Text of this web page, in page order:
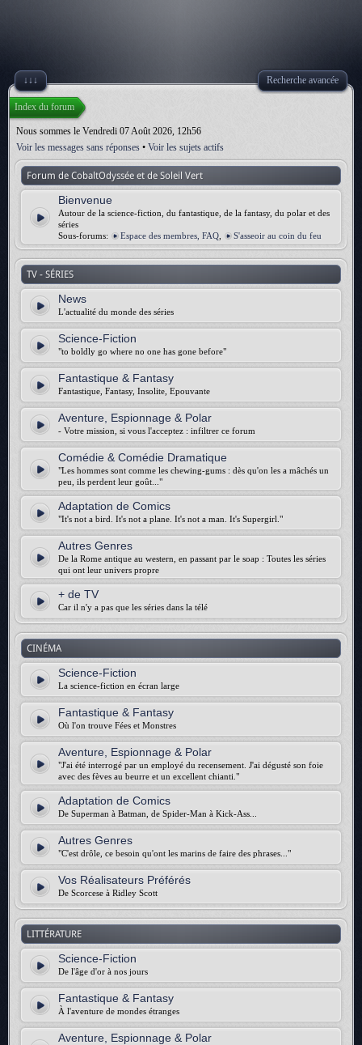
↓↓↓ Recherche avancée
Index du forum
Nous sommes le Vendredi 07 Août 2026, 12h56
Voir les messages sans réponses • Voir les sujets actifs
Forum de CobaltOdyssée et de Soleil Vert
Bienvenue
Autour de la science-fiction, du fantastique, de la fantasy, du polar et des
séries
Sous-forums:
Espace des membres, FAQ S'asseoir au coin du feu
TV - SÉRIES
News
L'actualité du monde des séries
Science-Fiction
"to boldly go where no one has gone before"
Fantastique & Fantasy
Fantastique, Fantasy, Insolite, Epouvante
Aventure, Espionnage & Polar
- Votre mission, si vous l'acceptez : infiltrer ce forum
Comédie & Comédie Dramatique
"Les hommes sont comme les chewing-gums : dès qu'on les a mâchés un
peu, ils perdent leur goût..."
Adaptation de Comics
"It's not a bird. It's not a plane. It's not a man. It's Supergirl."
Autres Genres
De la Rome antique au western, en passant par le soap : Toutes les séries
qui ont leur univers propre
+ de TV
Car il n'y a pas que les séries dans la télé
CINÉMA
Science-Fiction
La science-fiction en écran large
Fantastique & Fantasy
Où l'on trouve Fées et Monstres
Aventure, Espionnage & Polar
"J'ai été interrogé par un employé du recensement. J'ai dégusté son foie
avec des fèves au beurre et un excellent chianti."
Adaptation de Comics
De Superman à Batman, de Spider-Man à Kick-Ass...
Autres Genres
"C'est drôle, ce besoin qu'ont les marins de faire des phrases..."
Vos Réalisateurs Préférés
De Scorcese à Ridley Scott
LITTÉRATURE
Science-Fiction
De l'âge d'or à nos jours
Fantastique & Fantasy
À l'aventure de mondes étranges
Aventure, Espionnage & Polar